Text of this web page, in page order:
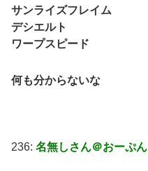
サンライズフレイム
デシエルト
ワープスピード
何も分からないな
236: 名無しさん＠おーぷん